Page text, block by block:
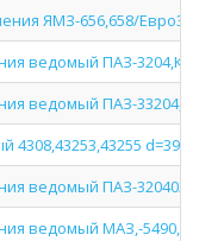
ЯМЗ-656,658/Евро3/
ведомый ПАЗ-
ведомый ПАЗ-33204,-
4308,43253,43255 d=395
ведомый ПАЗ-320402-
ведомый МАЗ,-